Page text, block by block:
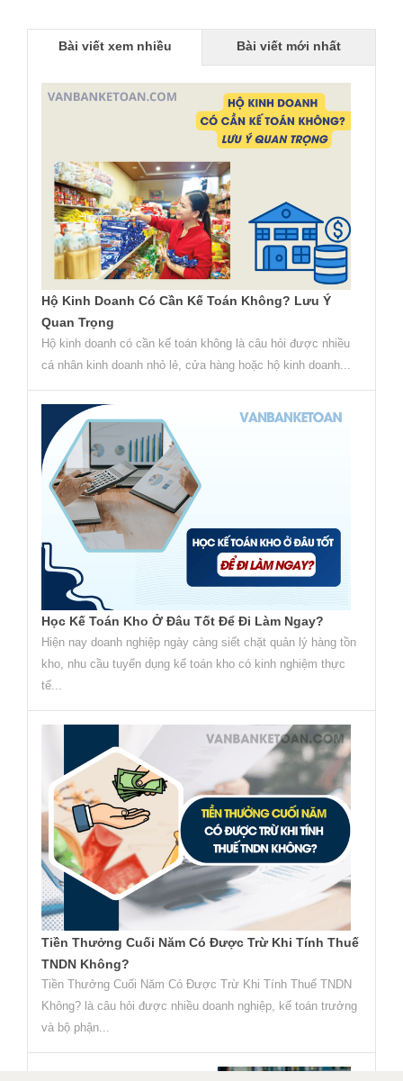
Bài viết xem nhiều Bài viết mới nhất
Hộ Kinh Doanh Có Cần Kế Toán Không? Lưu Ý
Quan Trọng
Hộ kinh doanh có cần kế toán không là câu hỏi được nhiều
cá nhân kinh doanh nhỏ lẻ, cửa hàng hoặc hộ kinh doanh...
Học Kế Toán Kho Ở Đâu Tốt Để Đi Làm Ngay?
Hiện nay doanh nghiệp ngày càng siết chặt quản lý hàng tồn
kho, nhu cầu tuyển dụng kế toán kho có kinh nghiệm thực
tế...
Tiền Thưởng Cuối Năm Có Được Trừ Khi Tính Thuế
TNDN Không?
Tiền Thưởng Cuối Năm Có Được Trừ Khi Tính Thuế TNDN
Không? là câu hỏi được nhiều doanh nghiệp, kế toán trưởng
và bộ phận...